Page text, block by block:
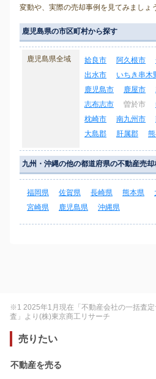
変動や、実際の売却事例を見てみましょ
鹿児島県の市区町村から探す
鹿児島県全域 姶良市 阿久根市
出水市
いちき串木
鹿児島市
鹿屋市
志布志市
曽於市
枕崎市
南九州市
大島郡
肝属郡
九州・沖縄の他の都道府県の不動産売却
福岡県 佐賀県 長崎県 熊本県
宮崎県
鹿児島県 沖縄県
※1 2025年1月現在「不動産会社の一括査
査」より(株)東京商工リサーチ
売りたい
不動産を売る